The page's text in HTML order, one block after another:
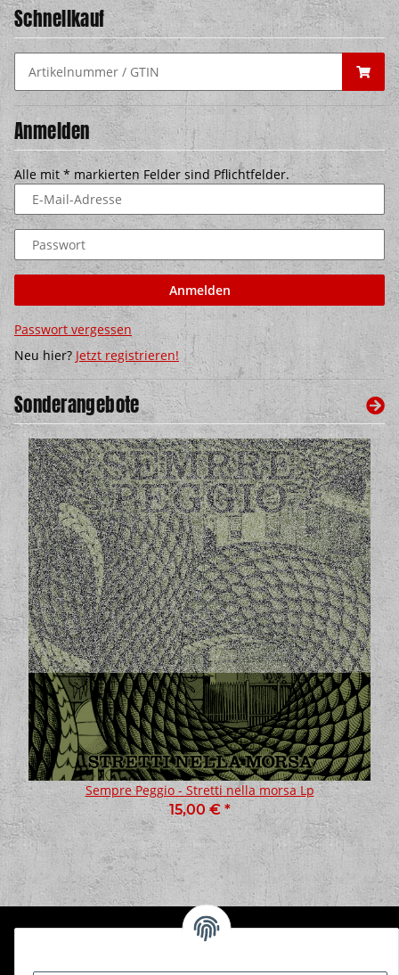
Schnellkauf
Anmelden
Alle mit* markierten Felder sind Pflichtfelder.
E-Mail-Adresse
Passwort
Anmelden
Passwort vergessen
Neu hier? Jetzt registrieren!
Sonderangebote
Sempre Peggio - Stretti nella morsa Lp
15,00 € *